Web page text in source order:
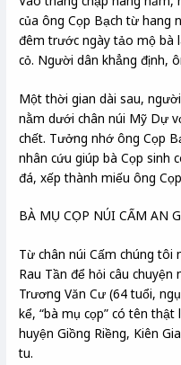
của ông Cọp Bạch từ hang
đêm trước ngày tảo mộ bà
cỏ. Người dân khẳng định,
Một thời gian dài sau,
nằm dưới chân núi Mỹ Dự
chết. Tưởng nhớ ông Cọp
nhân cứu giúp bà Cọp sinh
đá, xếp thành miếu ông
BÀ MỤ CỌP NÚI CẤM AN
Từ chân núi Cấm chúng
Rau Tần để hỏi câu
Trương Văn Cư (64 tuổi,
kể, “bà mụ cọp” có tên
huyện Giồng Riềng, Kiên
tu.